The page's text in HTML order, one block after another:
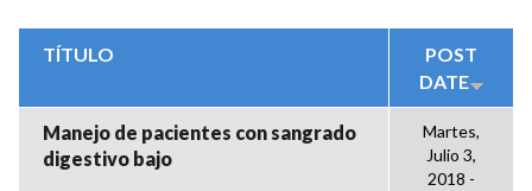
TÍTULO
POST
DATE
Manejo de pacientes con sangrado
digestivo bajo
Martes,
Julio 3,
2018 -